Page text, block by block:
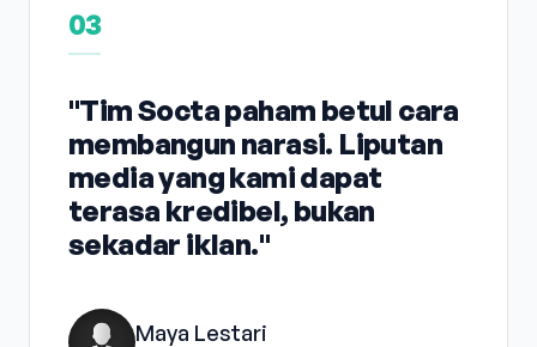
03
"Tim Socta paham betul cara
membangun narasi. Liputan
media yang kami dapat
terasa kredibel, bukan
sekadar iklan."
Maya Lestari